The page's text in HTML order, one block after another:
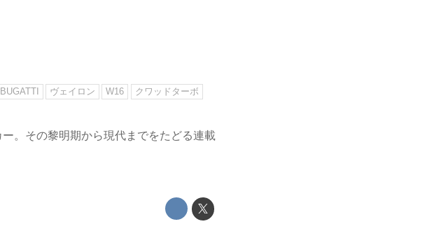
BUGATTI ヴェイロン W16 クワッドターボ
。その黎明期から現代までをたどる連載